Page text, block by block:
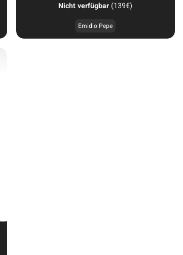
Nicht verfügbar (139€)
Emidio Pepe